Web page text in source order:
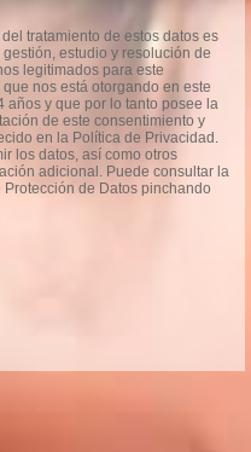
tratamiento de estos datos es
estudio y resolución de
legitimados para este
nos está otorgando en este
años y que por lo tanto posee la
de este consentimiento y
en la Política de Privacidad.
los datos, así como otros
adicional. Puede consultar la
de Datos pinchando